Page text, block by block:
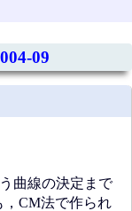
09
曲線の決定まで
CM法で作られ